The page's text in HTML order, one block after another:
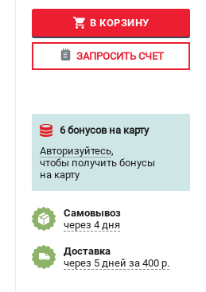
В КОРЗИНУ
ЗАПРОСИТЬ СЧЕТ
6 бонусов на карту
Авторизуйтесь,
чтобы получить бонусы
на карту
Самовывоз
через 4 дня
Доставка
через 5 дней за 400 р.